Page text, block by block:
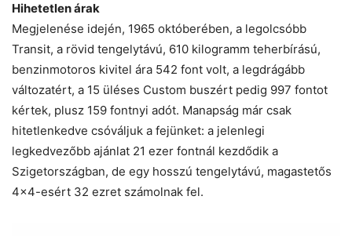
Hihetetlen árak
Megjelenése idején, 1965 októberében, a legolcsóbb
Transit, a rövid tengelytávú, 610 kilogramm teherbírású,
benzinmotoros kivitel ára 542 font volt, a legdrágább
változatért, a 15 üléses Custom buszért pedig 997 fontot
kértek, plusz 159 fontnyi adót. Manapság már csak
hitetlenkedve csóváljuk a fejünket: a jelenlegi
legkedvezőbb ajánlat 21 ezer fontnál kezdődik a
Szigetországban, de egy hosszú tengelytávú, magastetős
4×4-esért 32 ezret számolnak fel.